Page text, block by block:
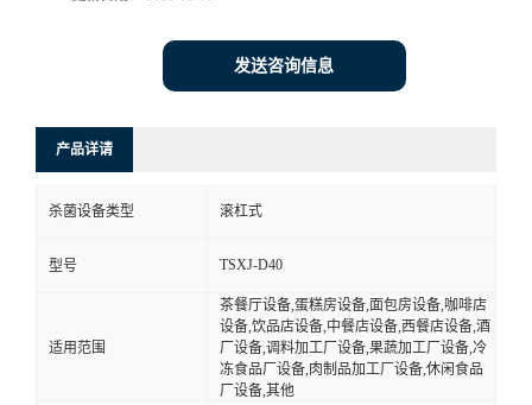
发送咨询信息
产品详请
杀菌设备类型 滚杠式
型号 TSXJ-D40
适用范围
茶餐厅设备,蛋糕房设备,面包房设备,咖啡店
设备,饮品店设备,中餐店设备,西餐店设备,酒
厂设备,调料加工厂设备,果蔬加工厂设备,冷
冻食品厂设备,肉制品加工厂设备,休闲食品
厂设备,其他